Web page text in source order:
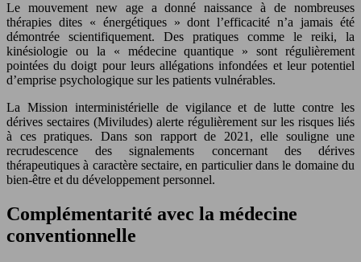
Le mouvement new age a donné naissance à de nombreuses
thérapies dites « énergétiques » dont l’efficacité n’a jamais été
démontrée scientifiquement. Des pratiques comme le reiki, la
kinésiologie ou la « médecine quantique » sont régulièrement
pointées du doigt pour leurs allégations infondées et leur potentiel
d’emprise psychologique sur les patients vulnérables.
La Mission interministérielle de vigilance et de lutte contre les
dérives sectaires (Miviludes) alerte régulièrement sur les risques liés
à ces pratiques. Dans son rapport de 2021, elle souligne une
recrudescence des signalements concernant des dérives
thérapeutiques à caractère sectaire, en particulier dans le domaine du
bien-être et du développement personnel.
Complémentarité avec la médecine
conventionnelle